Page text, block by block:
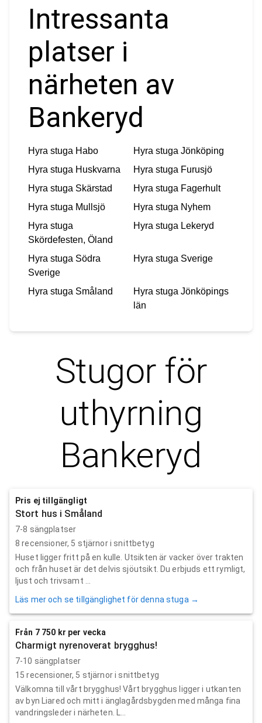
Intressanta
platser i
närheten av
Bankeryd
Hyra stuga Habo Hyra stuga Jönköping
Hyra stuga Huskvarna Hyra stuga Furusjö
Hyra stuga Skärstad Hyra stuga Fagerhult
Hyra stuga Mullsjö Hyra stuga Nyhem
Hyra stuga
Skördefesten, Öland
Hyra stuga Lekeryd
Hyra stuga Södra
Sverige
Hyra stuga Sverige
Hyra stuga Småland Hyra stuga Jönköpings
län
Stugor för
uthyrning
Bankeryd
Pris ej tillgängligt
Stort hus i Småland
7-8 sängplatser
8 recensioner, 5 stjärnor i snittbetyg
Huset ligger fritt på en kulle. Utsikten är vacker över trakten
och från huset är det delvis sjöutsikt. Du erbjuds ett rymligt,
ljust och trivsamt ...
Läs mer och se tillgänglighet för denna stuga →
Från 7 750 kr per vecka
Charmigt nyrenoverat brygghus!
7-10 sängplatser
15 recensioner, 5 stjärnor i snittbetyg
Välkomna till vårt brygghus! Vårt brygghus ligger i utkanten
av byn Liared och mitt i änglagårdsbygden med många fina
vandringsleder i närheten. L...